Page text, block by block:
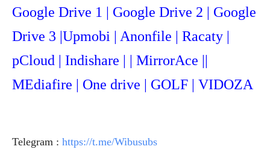
Google Drive 1 | Google Drive 2 | Google
Drive 3 |Upmobi | Anonfile | Racaty |
pCloud | Indishare | | MirrorAce ||
MEdiafire | One drive | GOLF | VIDOZA
Telegram : https://t.me/Wibusubs